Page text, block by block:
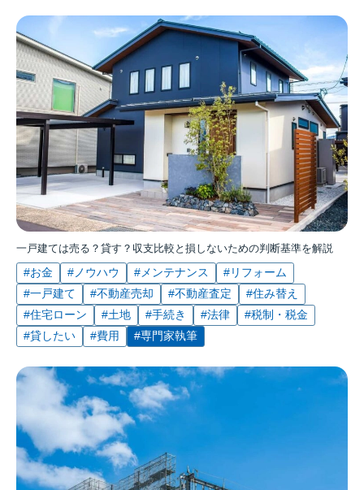
一戸建ては売る？貸す？収支比較と損しないための判断基準を解説
#お金 #ノウハウ #メンテナンス
#リフォーム
#一戸建て
#不動産売却 #不動産査定
#住み替え
#住宅ローン
#土地 #手続き #法律
#税制・税金
#貸したい
#費用 #専門家執筆